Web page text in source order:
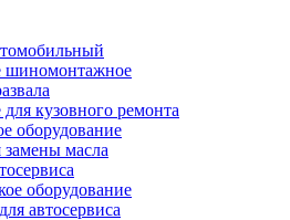
шиномонтажное
кузовного ремонта
оборудование
замены масла
оборудование
автосервиса